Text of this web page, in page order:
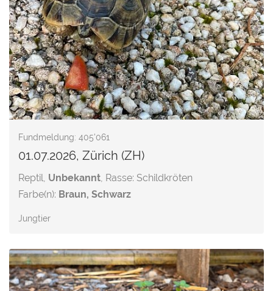
Fundmeldung: 405'061
01.07.2026, Zürich (ZH)
Reptil, Unbekannt, Rasse: Schildkröten
Farbe(n): Braun, Schwarz
Jungtier